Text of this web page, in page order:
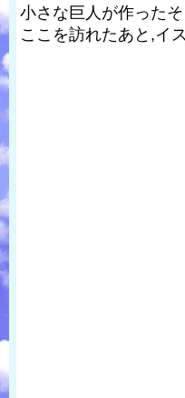
小さな巨人が作ったそ
ここを訪れたあと,イ